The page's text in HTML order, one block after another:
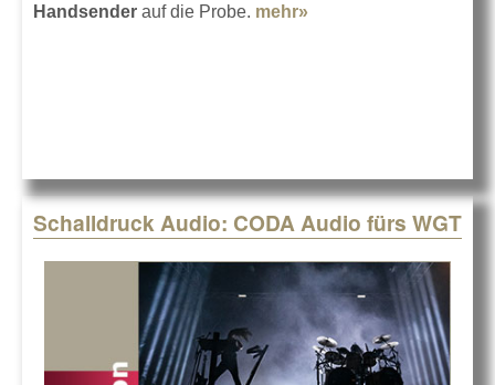
Handsender auf die Probe. mehr»
Schalldruck Audio: CODA Audio fürs WGT